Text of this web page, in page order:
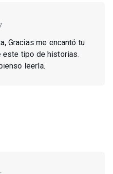
Gracias me encantó tu
este tipo de historias.
leerla.